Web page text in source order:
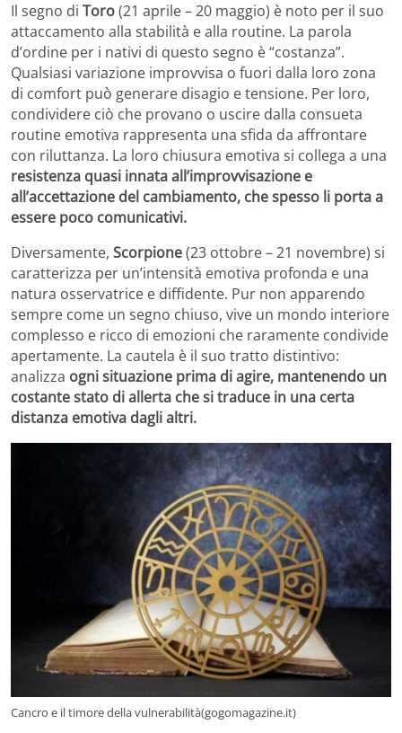
Il segno di Toro(21 aprile – 20 maggio) è noto per il suo
attaccamento alla stabilità e alla routine. La parola
d’ordine per i nativi di questo segno è “costanza”.
Qualsiasi variazione improvvisa o fuori dalla loro zona
di comfort può generare disagio e tensione. Per loro,
condividere ciò che provano o uscire dalla consueta
routine emotiva rappresenta una sfida da affrontare
con riluttanza. La loro chiusura emotiva si collega a una
resistenza quasi innata all’improvvisazione e
all’accettazione del cambiamento, che spesso li porta a
essere poco comunicativi.
Diversamente, Scorpione(23 ottobre – 21 novembre) si
caratterizza per un’intensità emotiva profonda e una
natura osservatrice e diffidente. Pur non apparendo
sempre come un segno chiuso, vive un mondo interiore
complesso e ricco di emozioni che raramente condivide
apertamente. La cautela è il suo tratto distintivo:
analizza ogni situazione prima di agire, mantenendo un
costante stato di allerta che si traduce in una certa
distanza emotiva dagli altri.
Cancro e il timore della vulnerabilità(gogomagazine.it)